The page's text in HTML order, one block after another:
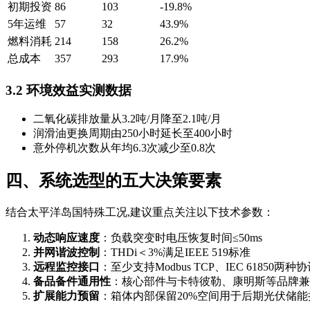
初期投资 86 103
-19.8%
5年运维
57 32
43.9%
燃料消耗 214 158
26.2%
总成本
357 293 17.9%
3.2 环境效益实测数据
二氧化碳排放量从3.2吨/月降至2.1吨/月
润滑油更换周期由250小时延长至400小时
意外停机次数从年均6.3次减少至0.8次
四、系统选型的五大决策要素
结合太平洋岛国特殊工况,建议重点关注以下技术参数：
动态响应速度 ：负载突变时电压恢复时间≤50ms
并网谐波控制 ：THDi＜3%满足IEEE 519标准
远程监控接口
：至少支持Modbus TCP、IEC 61850两种协
备品备件通用性 ：核心部件与卡特彼勒、康明斯等品牌
扩展能力预留 ：箱体内部保留20%空间用于后期光伏储